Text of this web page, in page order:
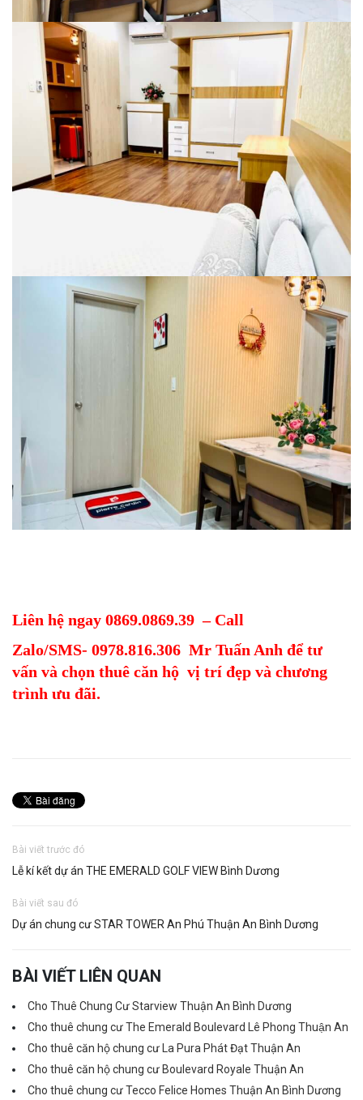
Liên hệ ngay 0869.0869.39 – Call
Zalo/SMS- 0978.816.306 Mr Tuấn Anh để tư
vấn và chọn thuê căn hộ vị trí đẹp và chương
trình ưu đãi.
Bài viết trước đó
Lễ kí kết dự án THE EMERALD GOLF VIEW Bình Dương
Bài viết sau đó
Dự án chung cư STAR TOWER An Phú Thuận An Bình Dương
BÀI VIẾT LIÊN QUAN
Cho Thuê Chung Cư Starview Thuận An Bình Dương
Cho thuê chung cư The Emerald Boulevard Lê Phong Thuận An
Cho thuê căn hộ chung cư La Pura Phát Đạt Thuận An
Cho thuê căn hộ chung cư Boulevard Royale Thuận An
Cho thuê chung cư Tecco Felice Homes Thuận An Bình Dương